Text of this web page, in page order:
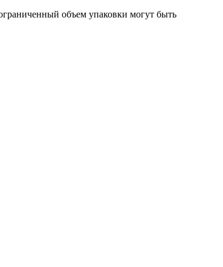
объем упаковки могут быть